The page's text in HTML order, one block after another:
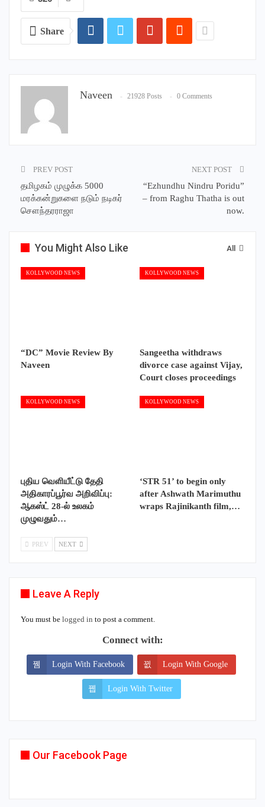
Share
Naveen 21928 Posts 0 Comments
PREV POST
தமிழகம் முழுக்க 5000
மரக்கன்றுகளை நடும் நடிகர்
சௌந்தரராஜா
NEXT POST
“Ezhundhu Nindru Poridu”
– from Raghu Thatha is out
now.
All
You Might Also Like
KOLLYWOOD NEWS
“DC” Movie Review By
Naveen
KOLLYWOOD NEWS
Sangeetha withdraws
divorce case against Vijay,
Court closes proceedings
KOLLYWOOD NEWS
புதிய வெளியீட்டு தேதி
அதிகாரப்பூர்வ அறிவிப்பு:
ஆகஸ்ட் 28-ல் உலகம்
முழுவதும்…
KOLLYWOOD NEWS
‘STR 51’ to begin only
after Ashwath Marimuthu
wraps Rajinikanth film,…
PREV NEXT
Leave A Reply
You must be logged in to post a comment.
Connect with:
Login With Facebook Login With Google
Login With Twitter
Our Facebook Page